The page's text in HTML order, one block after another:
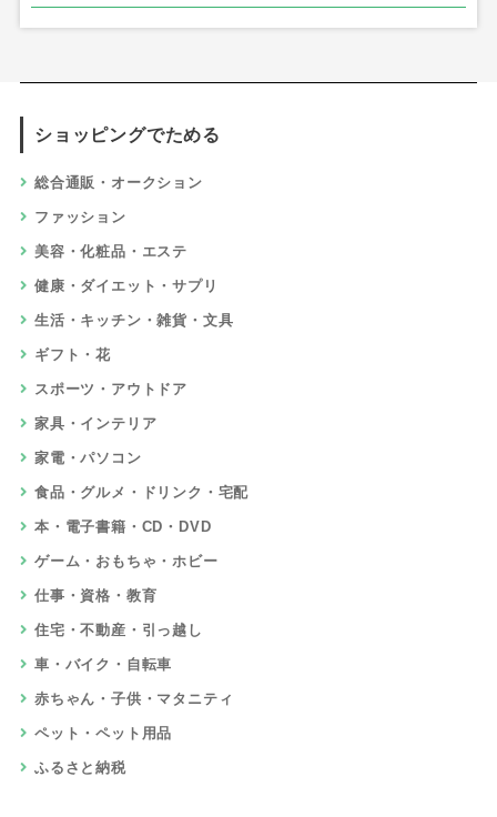
ショッピングでためる
総合通販・オークション
ファッション
美容・化粧品・エステ
健康・ダイエット・サプリ
生活・キッチン・雑貨・文具
ギフト・花
スポーツ・アウトドア
家具・インテリア
家電・パソコン
食品・グルメ・ドリンク・宅配
本・電子書籍・CD・DVD
ゲーム・おもちゃ・ホビー
仕事・資格・教育
住宅・不動産・引っ越し
車・バイク・自転車
赤ちゃん・子供・マタニティ
ペット・ペット用品
ふるさと納税